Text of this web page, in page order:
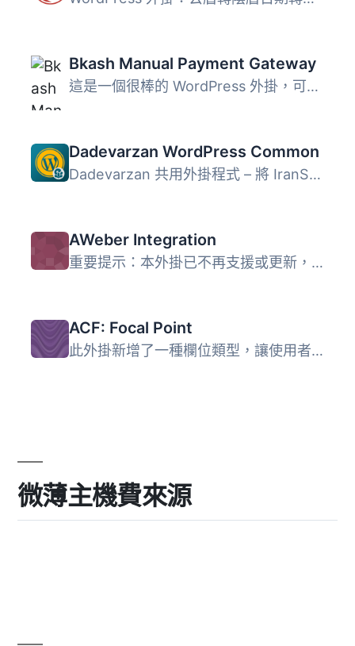
Bkash Manual Payment Gateway
這是一個很棒的 WordPress 外掛，可在任何基於 WooCommerce ...
Dadevarzan WordPress Common
Dadevarzan 共用外掛程式 – 將 IranSans 字型加入字型...
AWeber Integration
重要提示：本外掛已不再支援或更新，因為 AWeber 現在已推出...
ACF: Focal Point
此外掛新增了一種欄位類型，讓使用者能在圖片上繪製聚焦點。...
微薄主機費來源